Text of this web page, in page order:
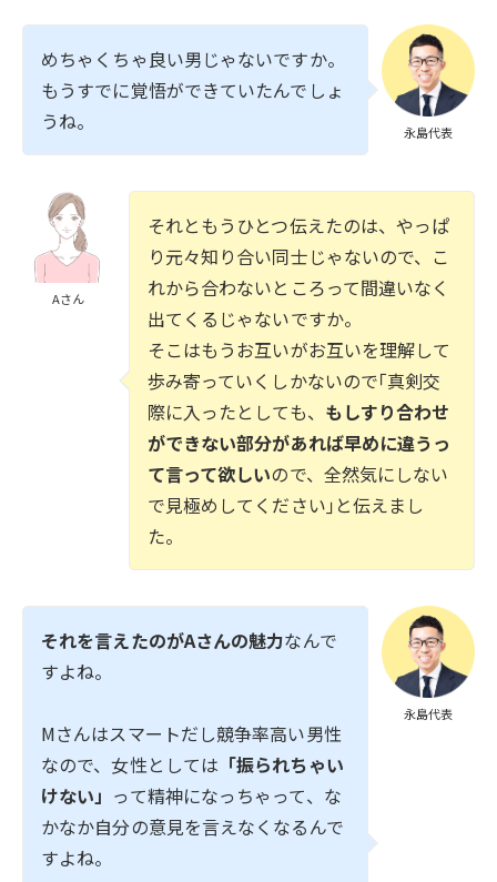
永島代表
めちゃくちゃ良い男じゃないですか。
もうすでに覚悟ができていたんでしょ
うね。
Aさん
それともうひとつ伝えたのは、やっぱ
り元々知り合い同士じゃないので、こ
れから合わないところって間違いなく
出てくるじゃないですか。
そこはもうお互いがお互いを理解して
歩み寄っていくしかないので｢真剣交
際に入ったとしても、 もしすり合わせ
ができない部分があれば早めに違うっ
て言って欲しいので、全然気にしない
で見極めしてください｣と伝えまし
た。
永島代表
それを言えたのがAさんの魅力なんで
すよね。
Mさんはスマートだし競争率高い男性
なので、女性としては 「振られちゃい
けない」 って精神になっちゃって、な
かなか自分の意見を言えなくなるんで
すよね。